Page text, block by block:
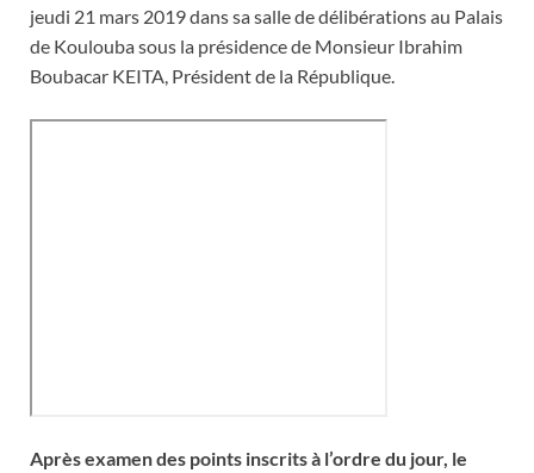
jeudi 21 mars 2019 dans sa salle de délibérations au Palais
de Koulouba sous la présidence de Monsieur Ibrahim
Boubacar KEITA, Président de la République.
Après examen des points inscrits à l’ordre du jour, le